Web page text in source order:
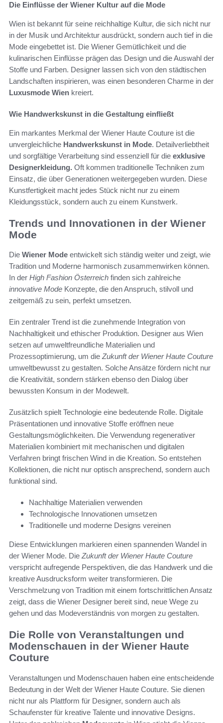
Die Einflüsse der Wiener Kultur auf die Mode
Wien ist bekannt für seine reichhaltige Kultur, die sich nicht nur
in der Musik und Architektur ausdrückt, sondern auch tief in die
Mode eingebettet ist. Die Wiener Gemütlichkeit und die
kulinarischen Einflüsse prägen das Design und die Auswahl der
Stoffe und Farben. Designer lassen sich von den städtischen
Landschaften inspirieren, was einen besonderen Charme in der
Luxusmode Wien kreiert.
Wie Handwerkskunst in die Gestaltung einfließt
Ein markantes Merkmal der Wiener Haute Couture ist die
unvergleichliche Handwerkskunst in Mode. Detailverliebtheit
und sorgfältige Verarbeitung sind essenziell für die exklusive
Designerkleidung. Oft kommen traditionelle Techniken zum
Einsatz, die über Generationen weitergegeben wurden. Diese
Kunstfertigkeit macht jedes Stück nicht nur zu einem
Kleidungsstück, sondern auch zu einem Kunstwerk.
Trends und Innovationen in der Wiener
Mode
Die Wiener Mode entwickelt sich ständig weiter und zeigt, wie
Tradition und Moderne harmonisch zusammenwirken können.
In der High Fashion Österreich finden sich zahlreiche
innovative Mode Konzepte, die den Anspruch, stilvoll und
zeitgemäß zu sein, perfekt umsetzen.
Ein zentraler Trend ist die zunehmende Integration von
Nachhaltigkeit und ethischer Produktion. Designer aus Wien
setzen auf umweltfreundliche Materialien und
Prozessoptimierung, um dieZukunft der Wiener Haute Couture
umweltbewusst zu gestalten. Solche Ansätze fördern nicht nur
die Kreativität, sondern stärken ebenso den Dialog über
bewussten Konsum in der Modewelt.
Zusätzlich spielt Technologie eine bedeutende Rolle. Digitale
Präsentationen und innovative Stoffe eröffnen neue
Gestaltungsmöglichkeiten. Die Verwendung regenerativer
Materialien kombiniert mit mechanischen und digitalen
Verfahren bringt frischen Wind in die Kreation. So entstehen
Kollektionen, die nicht nur optisch ansprechend, sondern auch
funktional sind.
Nachhaltige Materialien verwenden
Technologische Innovationen umsetzen
Traditionelle und moderne Designs vereinen
Diese Entwicklungen markieren einen spannenden Wandel in
der Wiener Mode. DieZukunft der Wiener Haute Couture
verspricht aufregende Perspektiven, die das Handwerk und die
kreative Ausdrucksform weiter transformieren. Die
Verschmelzung von Tradition mit einem fortschrittlichen Ansatz
zeigt, dass die Wiener Designer bereit sind, neue Wege zu
gehen und das Modeverständnis von morgen zu gestalten.
Die Rolle von Veranstaltungen und
Modenschauen in der Wiener Haute
Couture
Veranstaltungen und Modenschauen haben eine entscheidende
Bedeutung in der Welt der Wiener Haute Couture. Sie dienen
nicht nur als Plattform für Designer, sondern auch als
Schaufenster für kreative Talente und innovative Designs.